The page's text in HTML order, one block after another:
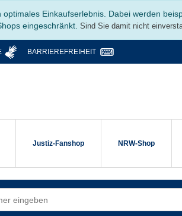
Einkaufserlebnis. Dabei werden
eingeschränkt. Sind Sie damit nicht
BARRIEREFREIHEIT
Justiz-Fanshop NRW-Shop